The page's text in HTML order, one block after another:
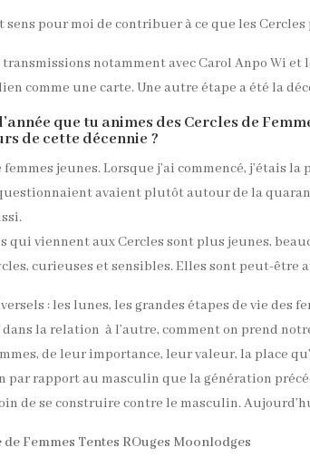
pour moi de contribuer à ce que les
transmissions notamment avec Carol Anpo Wi et
comme une carte. Une autre étape a été la
que tu animes des Cercles de
de cette décennie ?
jeunes. Lorsque j’ai commencé, j’étais
avaient plutôt autour de la
qui viennent aux Cercles sont plus jeunes,
curieuses et sensibles. Elles sont peut-être
: les lunes, les grandes étapes de vie
la relation à l’autre, comment on prend
de leur importance, leur valeur, la place
par rapport au masculin que la génération
de se construire contre le masculin.